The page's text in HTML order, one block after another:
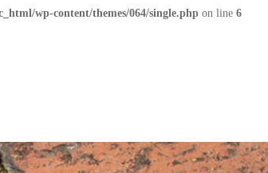
wp-content/themes/064/single.php on line 6